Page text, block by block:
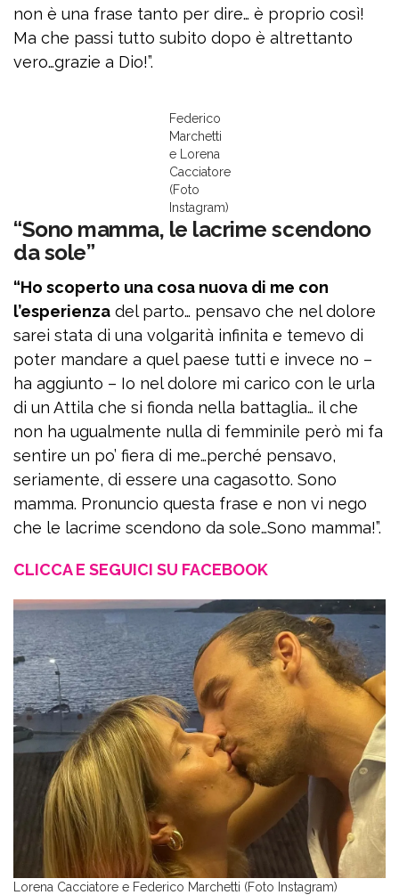
non è una frase tanto per dire… è proprio così!
Ma che passi tutto subito dopo è altrettanto
vero…grazie a Dio!”.
Federico
Marchetti
e Lorena
Cacciatore
(Foto
Instagram)
“Sono mamma, le lacrime scendono
da sole”
“Ho scoperto una cosa nuova di me con
l’esperienza del parto… pensavo che nel dolore
sarei stata di una volgarità infinita e temevo di
poter mandare a quel paese tutti e invece no –
ha aggiunto – Io nel dolore mi carico con le urla
di un Attila che si fionda nella battaglia… il che
non ha ugualmente nulla di femminile però mi fa
sentire un po’ fiera di me…perché pensavo,
seriamente, di essere una cagasotto. Sono
mamma. Pronuncio questa frase e non vi nego
che le lacrime scendono da sole…Sono mamma!”.
CLICCA E SEGUICI SU FACEBOOK
Lorena Cacciatore e Federico Marchetti (Foto Instagram)